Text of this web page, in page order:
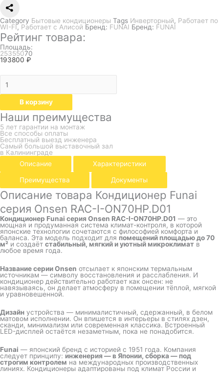
Category Бытовые кондиционеры Tags Инверторный, Работает по
WI-FI, Работает с Алисой Бренд: FUNAI Бренд: FUNAI
Рейтинг товара:
Площадь:
25355070
193800 ₽
В корзину
Наши преимущества
5 лет гарантии на монтаж
Все способы оплаты
Бесплатный выезд инженера
Самый большой выставочный зал
в Калининграде
Описание
Характеристики
Преимущества Документы
Описание товара Кондиционер Funai
серия Onsen RAC-I-ON70HP.D01
Кондиционер Funai серия Onsen RAC-I-ON70HP.D01 — это
мощная и продуманная система климат-контроля, в которой
японские технологии сочетаются с философией комфорта и
баланса. Эта модель подходит для помещений площадью до 70
м² и создаёт стабильный, мягкий и уютный микроклимат в
любое время года.
Название серии Onsen отсылает к японским термальным
источникам — символу восстановления и расслабления. И
кондиционер действительно работает как онсен: не
навязываясь, он делает атмосферу в помещении тёплой, мягкой
и уравновешенной.
Дизайн устройства — минималистичный, сдержанный, в белом
матовом исполнении. Он впишется в интерьеры в стилях дзен,
сканди, минимализм или современная классика. Встроенный
LED-дисплей остаётся незаметным, пока не понадобится.
Funai — японский бренд с историей с 1951 года. Компания
следует принципу: инженерия — в Японии, сборка — под
строгим контролем на международных производственных
линиях. Кондиционеры адаптированы под климат России и